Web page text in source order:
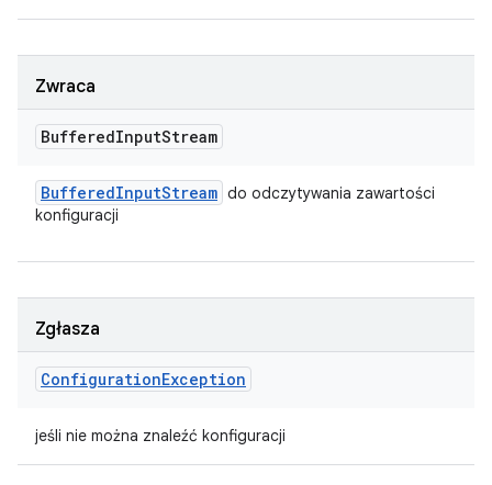
Zwraca
BufferedInputStream
BufferedInputStream do odczytywania zawartości
konfiguracji
Zgłasza
ConfigurationException
jeśli nie można znaleźć konfiguracji